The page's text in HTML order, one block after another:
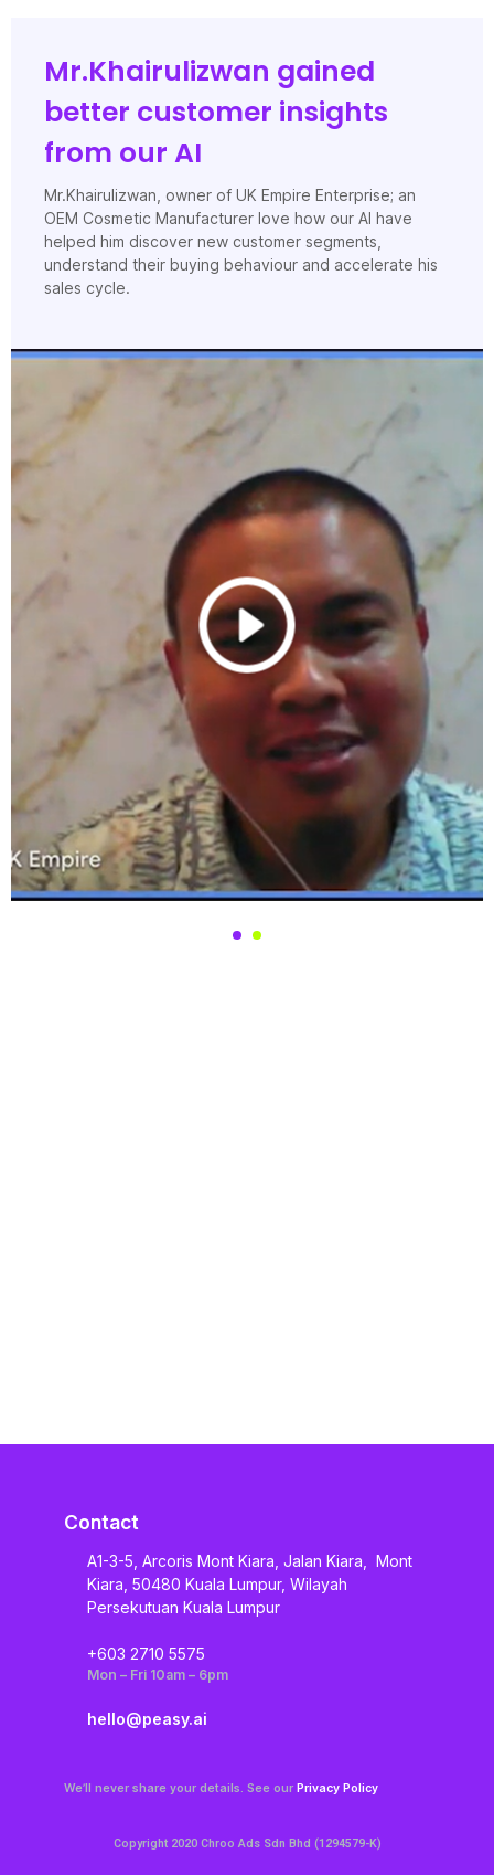
Mr.Khairulizwan gained
better customer insights
from our AI
Mr.Khairulizwan, owner of UK Empire Enterprise; an
OEM Cosmetic Manufacturer love how our AI have
helped him discover new customer segments,
understand their buying behaviour and accelerate his
sales cycle.
Contact
A1-3-5, Arcoris Mont Kiara, Jalan Kiara, Mont
Kiara, 50480 Kuala Lumpur, Wilayah
Persekutuan Kuala Lumpur
+603 2710 5575
Mon – Fri 10am – 6pm
hello@peasy.ai
We’ll never share your details. See our Privacy Policy
Copyright 2020 Chroo Ads Sdn Bhd (1294579-K)